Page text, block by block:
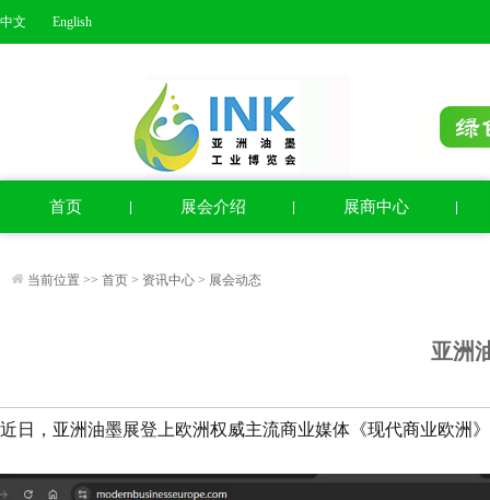
中文 English
首页 展会介绍 展商中心
当前位置 >> 首页 > 资讯中心 > 展会动态
亚洲
近日，亚洲油墨展登上欧洲权威主流商业媒体《现代商业欧洲